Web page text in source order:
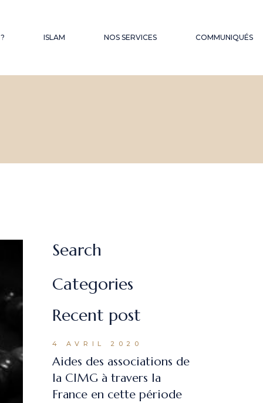
ISLAM NOS SERVICES COMMUNIQUÉS
Search
Categories
Recent post
4 AVRIL 2020
Aides des associations de
la CIMG à travers la
France en cette période